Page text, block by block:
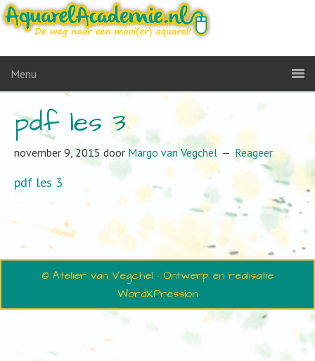
Menu
pdf les 3
november 9, 2015 door Margo van Vegchel Reageer
pdf les 3
© Atelier van Vegchel · Ontwerp en realisatie
WordXPression